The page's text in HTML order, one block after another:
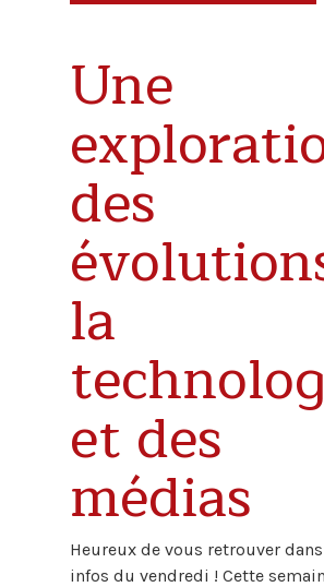
Une
des
la
et des
médias
Heureux de vous retrouver
infos du vendredi ! Cette